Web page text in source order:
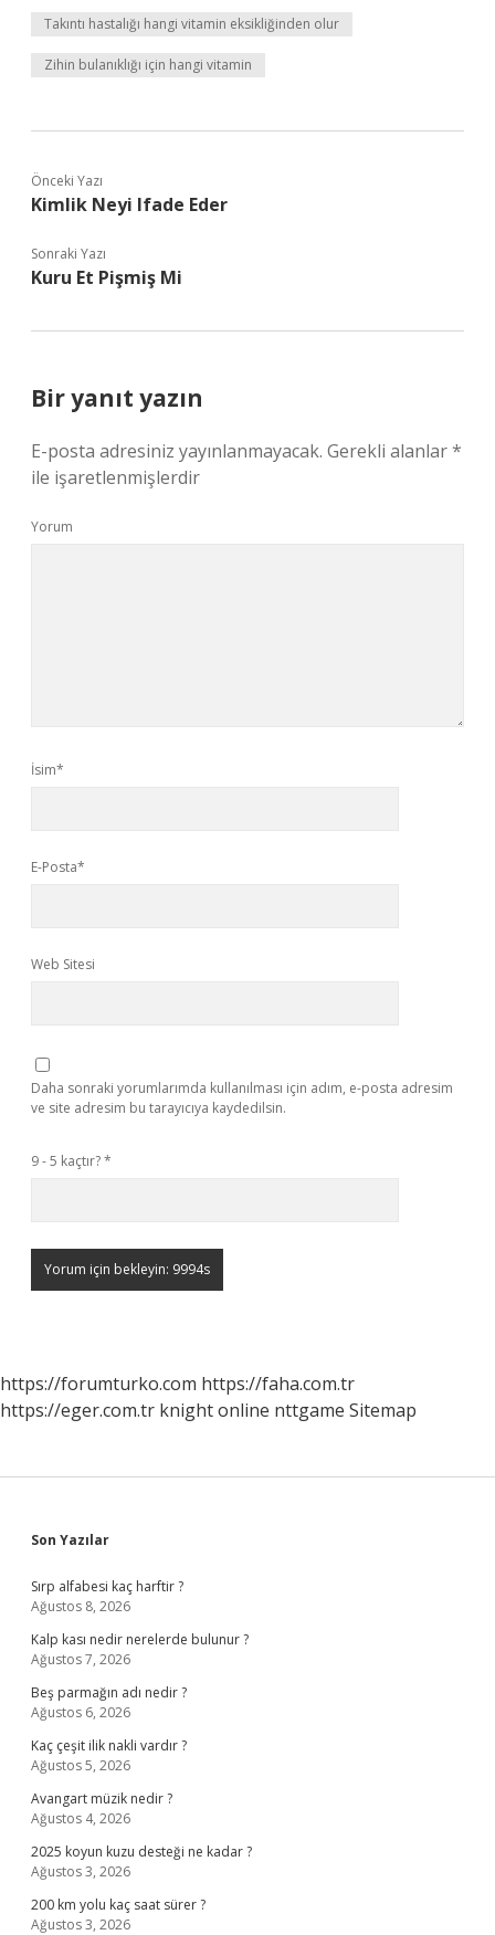
Takıntı hastalığı hangi vitamin eksikliğinden olur
Zihin bulanıklığı için hangi vitamin
Önceki Yazı
Kimlik Neyi Ifade Eder
Sonraki Yazı
Kuru Et Pişmiş Mi
Bir yanıt yazın
E-posta adresiniz yayınlanmayacak. Gerekli alanlar*
ile işaretlenmişlerdir
Yorum
İsim*
E-Posta*
Web Sitesi
Daha sonraki yorumlarımda kullanılması için adım, e-posta adresim
ve site adresim bu tarayıcıya kaydedilsin.
9 - 5 kaçtır?*
https://forumturko.com https://faha.com.tr
https://eger.com.tr knight online nttgame Sitemap
Sidebar
Son Yazılar
Sırp alfabesi kaç harftir ?
Ağustos 8, 2026
Kalp kası nedir nerelerde bulunur ?
Ağustos 7, 2026
Beş parmağın adı nedir ?
Ağustos 6, 2026
Kaç çeşit ilik nakli vardır ?
Ağustos 5, 2026
Avangart müzik nedir ?
Ağustos 4, 2026
2025 koyun kuzu desteği ne kadar ?
Ağustos 3, 2026
200 km yolu kaç saat sürer ?
Ağustos 3, 2026